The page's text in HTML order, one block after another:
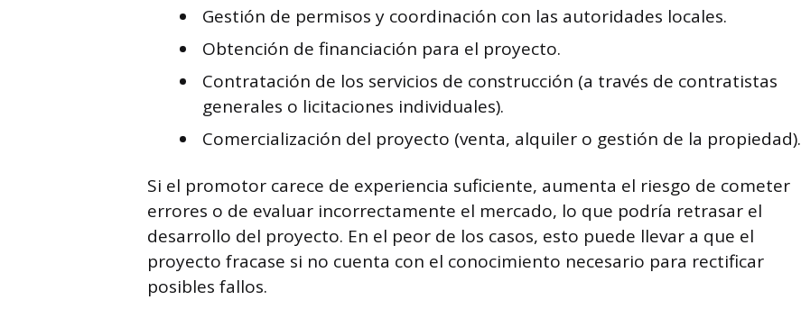
Gestión de permisos y coordinación con las autoridades locales.
Obtención de financiación para el proyecto.
Contratación de los servicios de construcción (a través de contratistas
generales o licitaciones individuales).
Comercialización del proyecto (venta, alquiler o gestión de la propiedad).
Si el promotor carece de experiencia suficiente, aumenta el riesgo de cometer
errores o de evaluar incorrectamente el mercado, lo que podría retrasar el
desarrollo del proyecto. En el peor de los casos, esto puede llevar a que el
proyecto fracase si no cuenta con el conocimiento necesario para rectificar
posibles fallos.